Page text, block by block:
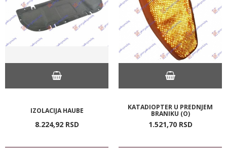
IZOLACIJA HAUBE
8.224,92 RSD
KATADIOPTER U PREDNJEM
BRANIKU (O)
1.521,70 RSD